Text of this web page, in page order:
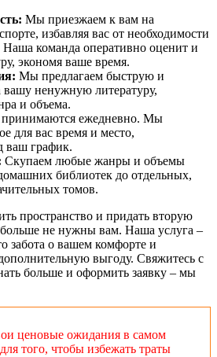
Мы приезжаем к вам на
избавляя вас от необходимости
Наша команда оперативно оценит и
экономя ваше время.
Мы предлагаем быструю и
ненужную литературу,
и объема.
принимаются ежедневно. Мы
для вас время и место,
ваш график.
Скупаем любые жанры и объемы
библиотек до отдельных,
томов.
пространство и придать вторую
не нужны вам. Наша услуга –
забота о вашем комфорте и
выгоду. Свяжитесь с
больше и оформить заявку – мы
ценовые ожидания в самом
того, чтобы избежать траты